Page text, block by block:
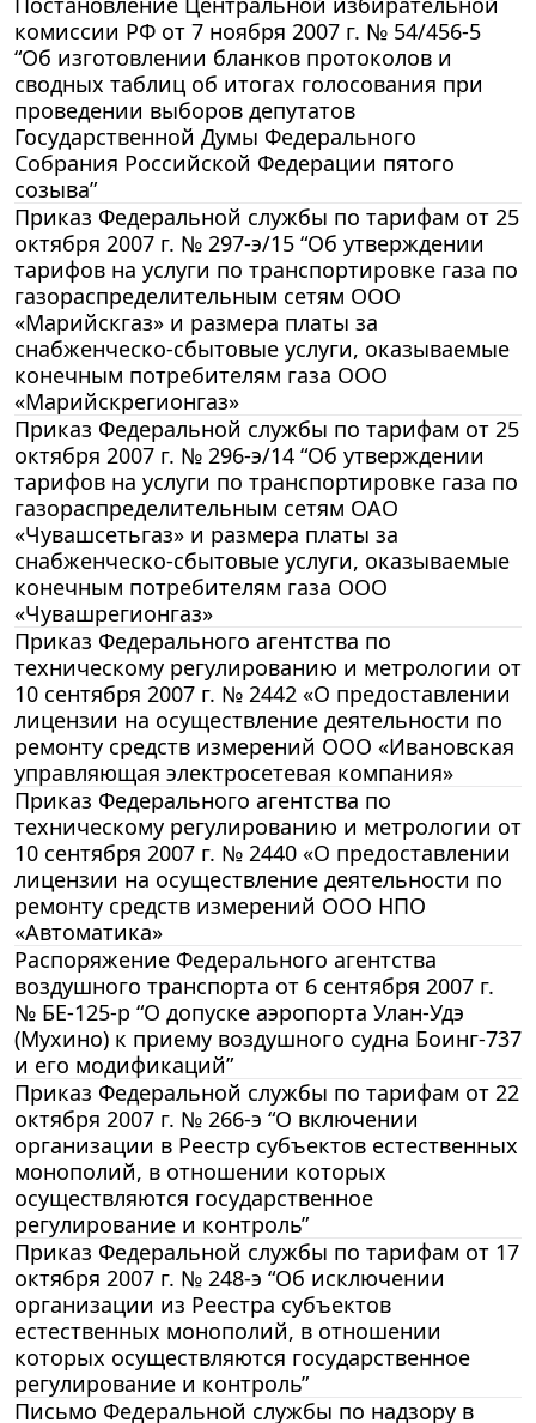
комиссии РФ от 7 ноября 2007 г. № 54/456-5
“Об изготовлении бланков протоколов и
сводных таблиц об итогах голосования при
проведении выборов депутатов
Государственной Думы Федерального
Собрания Российской Федерации пятого
созыва”
Приказ Федеральной службы по тарифам от 25
октября 2007 г. № 297-э/15 “Об утверждении
тарифов на услуги по транспортировке газа по
газораспределительным сетям ООО
«Марийскгаз» и размера платы за
снабженческо-сбытовые услуги, оказываемые
конечным потребителям газа ООО
«Марийскрегионгаз»
Приказ Федеральной службы по тарифам от 25
октября 2007 г. № 296-э/14 “Об утверждении
тарифов на услуги по транспортировке газа по
газораспределительным сетям ОАО
«Чувашсетьгаз» и размера платы за
снабженческо-сбытовые услуги, оказываемые
конечным потребителям газа ООО
«Чувашрегионгаз»
Приказ Федерального агентства по
техническому регулированию и метрологии от
10 сентября 2007 г. № 2442 «О предоставлении
лицензии на осуществление деятельности по
ремонту средств измерений ООО «Ивановская
управляющая электросетевая компания»
Приказ Федерального агентства по
техническому регулированию и метрологии от
10 сентября 2007 г. № 2440 «О предоставлении
лицензии на осуществление деятельности по
ремонту средств измерений ООО НПО
«Автоматика»
Распоряжение Федерального агентства
воздушного транспорта от 6 сентября 2007 г.
№ БЕ-125-р “О допуске аэропорта Улан-Удэ
(Мухино) к приему воздушного судна Боинг-737
и его модификаций”
Приказ Федеральной службы по тарифам от 22
октября 2007 г. № 266-э “О включении
организации в Реестр субъектов естественных
монополий, в отношении которых
осуществляются государственное
регулирование и контроль”
Приказ Федеральной службы по тарифам от 17
октября 2007 г. № 248-э “Об исключении
организации из Реестра субъектов
естественных монополий, в отношении
которых осуществляются государственное
регулирование и контроль”
Письмо Федеральной службы по надзору в